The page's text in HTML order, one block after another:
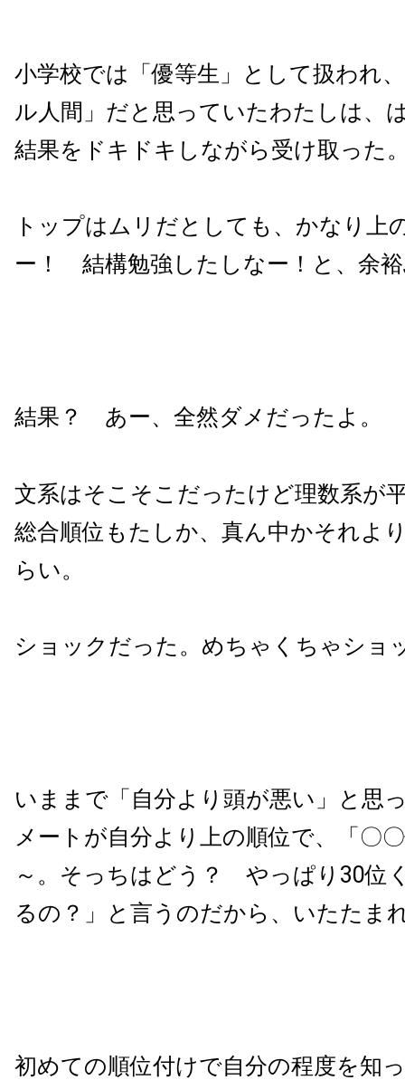
小学校では「優等生」として扱われ
ル人間」だと思っていたわたしは、
結果をドキドキしながら受け取った
トップはムリだとしても、かなり上
ー！ 結構勉強したしなー！と、余
結果？ あー、全然ダメだったよ。
文系はそこそこだったけど理数系が
総合順位もたしか、真ん中かそれよ
らい。
ショックだった。めちゃくちゃショ
いままで「自分より頭が悪い」と思
メートが自分より上の順位で、「〇
～。そっちはどう？ やっぱり30位
るの？」と言うのだから、いたたま
初めての順位付けで自分の程度を知